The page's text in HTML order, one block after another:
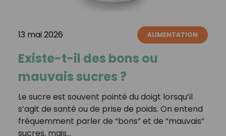
13 mai 2026 ALIMENTATION
Existe-t-il des bons ou
mauvais sucres ?
Le sucre est souvent pointé du doigt lorsqu’il
s’agit de santé ou de prise de poids. On entend
fréquemment parler de “bons” et de “mauvais”
sucres, mais…